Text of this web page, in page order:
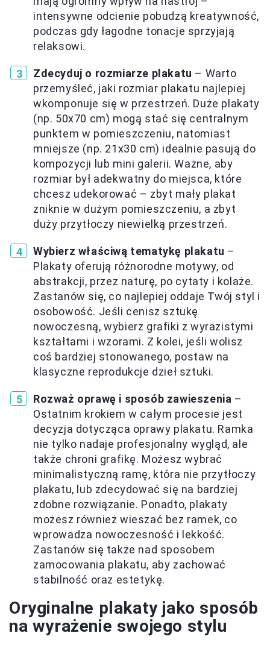
intensywne odcienie pobudzą kreatywność,
podczas gdy łagodne tonacje sprzyjają
relaksowi.
Zdecyduj o rozmiarze plakatu – Warto
przemyśleć, jaki rozmiar plakatu najlepiej
wkomponuje się w przestrzeń. Duże plakaty
(np. 50x70 cm) mogą stać się centralnym
punktem w pomieszczeniu, natomiast
mniejsze (np. 21x30 cm) idealnie pasują do
kompozycji lub mini galerii. Ważne, aby
rozmiar był adekwatny do miejsca, które
chcesz udekorować – zbyt mały plakat
zniknie w dużym pomieszczeniu, a zbyt
duży przytłoczy niewielką przestrzeń.
Wybierz właściwą tematykę plakatu –
Plakaty oferują różnorodne motywy, od
abstrakcji, przez naturę, po cytaty i kolaże.
Zastanów się, co najlepiej oddaje Twój styl i
osobowość. Jeśli cenisz sztukę
nowoczesną, wybierz grafiki z wyrazistymi
kształtami i wzorami. Z kolei, jeśli wolisz
coś bardziej stonowanego, postaw na
klasyczne reprodukcje dzieł sztuki.
Rozważ oprawę i sposób zawieszenia –
Ostatnim krokiem w całym procesie jest
decyzja dotycząca oprawy plakatu. Ramka
nie tylko nadaje profesjonalny wygląd, ale
także chroni grafikę. Możesz wybrać
minimalistyczną ramę, która nie przytłoczy
plakatu, lub zdecydować się na bardziej
zdobne rozwiązanie. Ponadto, plakaty
możesz również wieszać bez ramek, co
wprowadza nowoczesność i lekkość.
Zastanów się także nad sposobem
zamocowania plakatu, aby zachować
stabilność oraz estetykę.
Oryginalne plakaty jako sposób
na wyrażenie swojego stylu